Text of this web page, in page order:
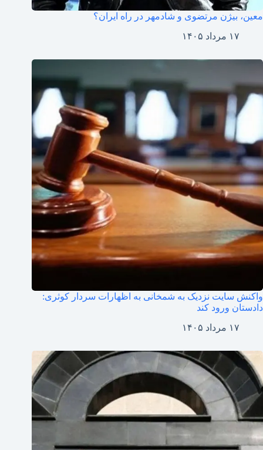
معین، بیژن مرتضوی و شادمهر در راه ایران؟
۱۷ مرداد ۱۴۰۵
واکنش سایت نزدیک به شمخانی به اظهارات سردار کوثری:
دادستان ورود کند
۱۷ مرداد ۱۴۰۵